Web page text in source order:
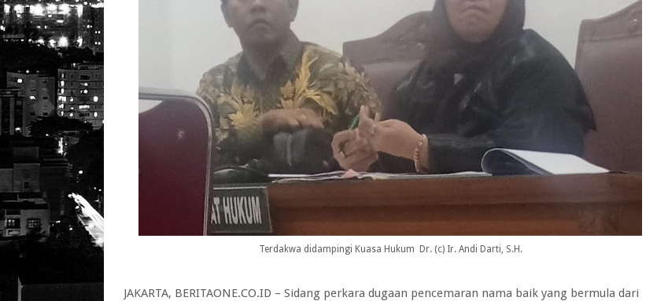
Terdakwa didampingi Kuasa Hukum Dr. (c) Ir. Andi Darti, S.H.
JAKARTA, BERITAONE.CO.ID – Sidang perkara dugaan pencemaran nama baik yang bermula dari